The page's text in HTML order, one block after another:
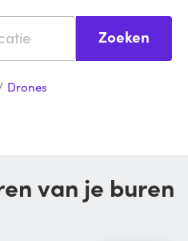
Zoeken
Drones